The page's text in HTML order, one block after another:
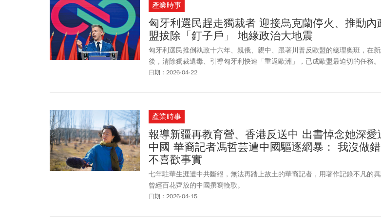
產業時事
匈牙利選民趕走獨裁者 迎接烏克蘭停火、推動內
盟拔除「釘子戶」 地緣政治大地震
匈牙利選民推倒執政十六年、親俄、親中、跟著川普反歐盟的總理奧班，在
後，清除獨裁遺毒、引導匈牙利快速「重返歐洲」，已成歐盟最迫切的任務。
日期：2026-04-22
產業時事
報導新疆再教育營、香港反送中 出書悼念她深愛
中國 華裔記者馮哲芸遭中國驅逐網暴： 我沒做
不喜歡事實
七年駐華生涯遭中共斷絕，無法再踏上故土的華裔記者，用著作記錄不凡的
曾經百花齊放的中國撰寫輓歌。
日期：2026-04-15